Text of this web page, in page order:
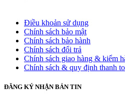
Điều khoản sử dụng
Chính sách bảo mật
Chính sách bảo hành
Chính sách đổi trả
Chính sách giao hàng & kiểm
Chính sách & quy định thanh
ĐĂNG KÝ NHẬN BẢN TIN